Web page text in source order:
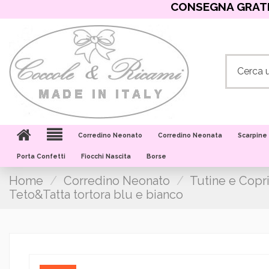
CONSEGNA
Corredino Neonato Corredino Neonata
Porta Confetti Fiocchi Nascita Borse
Home Corredino Neonato
Tutine e
Teto&Tatta tortora blu e bianco